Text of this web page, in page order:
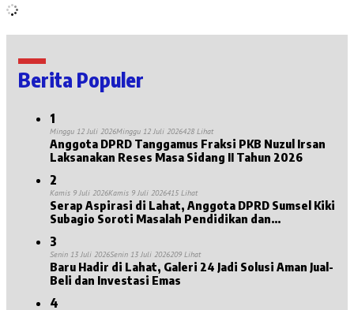
Berita Populer
1
Minggu 12 Juli 2026Minggu 12 Juli 2026428 Lihat
Anggota DPRD Tanggamus Fraksi PKB Nuzul Irsan
Laksanakan Reses Masa Sidang II Tahun 2026
2
Kamis 9 Juli 2026Kamis 9 Juli 2026415 Lihat
Serap Aspirasi di Lahat, Anggota DPRD Sumsel Kiki
Subagio Soroti Masalah Pendidikan dan
3
Senin 13 Juli 2026Senin 13 Juli 2026209 Lihat
Baru Hadir di Lahat, Galeri 24 Jadi Solusi Aman Jual-
Beli dan Investasi Emas
4